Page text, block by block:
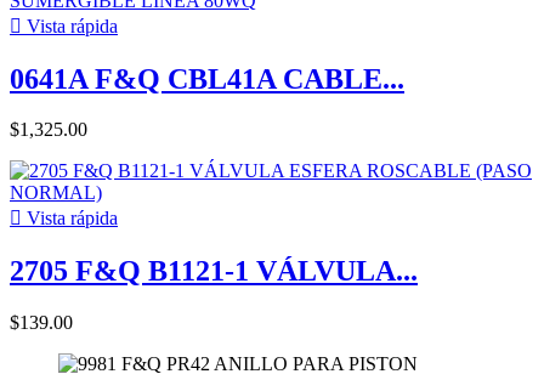
 Vista rápida
0641A F&Q CBL41A CABLE...
$1,325.00
 Vista rápida
2705 F&Q B1121-1 VÁLVULA...
$139.00